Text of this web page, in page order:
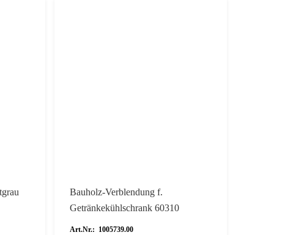
Bauholz-Verblendung f.
Getränkekühlschrank 60310
Art.Nr.: 1005739.00